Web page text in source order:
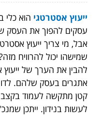
ייעוץ אסטרטגי הוא כלי
עסקים להפוך את העסק
אבל, מי צריך ייעוץ
שמישהו יכול להרוויח
להבין את הערך של
אתגרים בעסק שלהם.
קטן מתקשה לעמוד בקצב
לעשות בנידון. ייתכן